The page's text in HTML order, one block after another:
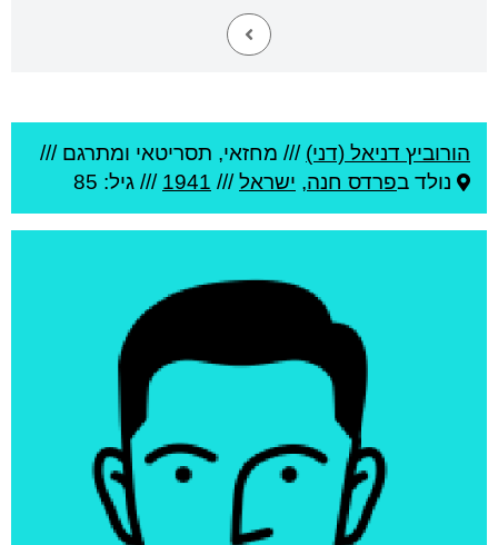
הורוביץ דניאל (דני) /// מחזאי, תסריטאי ומתרגם ///
נולד בפרדס חנה, ישראל///
1941 /// גיל: 85